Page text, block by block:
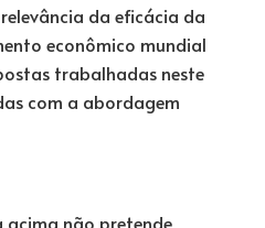
da eficácia da
econômico mundial
trabalhadas neste
com a abordagem
acima não pretende